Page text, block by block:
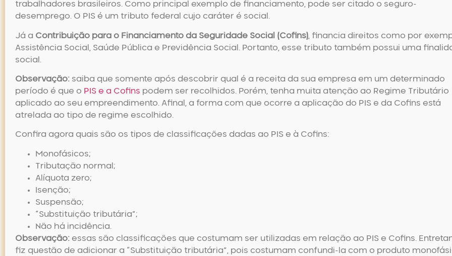
trabalhadores brasileiros. Como principal exemplo de financiamento, pode ser citado o seguro-
desemprego. O PIS é um tributo federal cujo caráter é social.
Já a Contribuição para o Financiamento da Seguridade Social (Cofins) , financia direitos como por
Assistência Social, Saúde Pública e Previdência Social. Portanto, esse tributo também possui uma
social.
Observação: saiba que somente após descobrir qual é a receita da sua empresa em um determinado
período é que o PIS e a Cofins podem ser recolhidos. Porém, tenha muita atenção ao Regime Tributário
aplicado ao seu empreendimento. Afinal, a forma com que ocorre a aplicação do PIS e da Cofins está
atrelada ao tipo de regime escolhido.
Confira agora quais são os tipos de classificações dadas ao PIS e à Cofins:
Monofásicos;
Tributação normal;
Alíquota zero;
Isenção;
Suspensão;
“Substituição tributária”;
Não há incidência.
Observação: essas são classificações que costumam ser utilizadas em relação ao PIS e Cofins.
fiz questão de adicionar a “Substituição tributária”, pois costumam confundi-la com o produto